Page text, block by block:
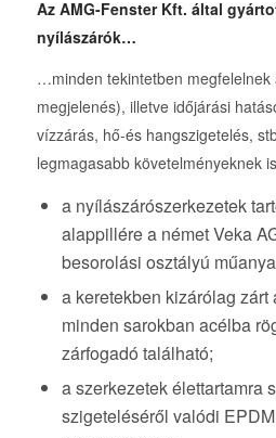
Az AMG-Fenster Kft. által
nyílászárók…
…minden tekintetben megfelelnek
megjelenés), illetve időjárási
vízzárás, hő-és hangszigetelés,
legmagasabb követelményeknek
a nyílászárószerkezetek
alappillére a német Veka
besorolási osztályú
a keretekben kizárólag
minden sarokban acélba
zárfogadó található;
a szerkezetek élettartamra
szigeteléséről valódi